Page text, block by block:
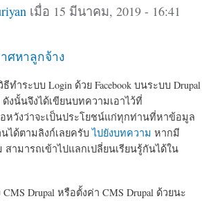
เมื่อ 15 มีนาคม, 2019 - 16:41
ศหาลูกจ้าง
ำระบบ Login ด้วย Facebook บนระบบ Drupal
งนั้นจึงได้เขียนบทความเอาไว้ที่
ผื่อหวังว่าจะเป็นประโยชน์แก่ทุกท่านที่หาข้อมูล
ได้ตามลิงก์เลยครับไปยังบทความ หากมี
สามารถเข้าไปแลกเปลี่ยนเรียนรู้กันได้ใน
Drupal หรือตั้งค่า CMS Drupal ด้วยนะ